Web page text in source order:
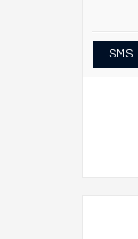
SMS